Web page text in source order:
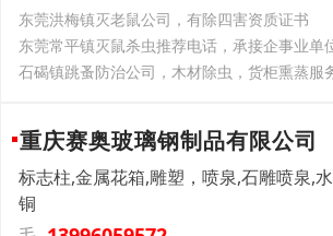
东莞洪梅镇灭老鼠公司，有除四害资质证书
东莞常平镇灭鼠杀虫推荐电话，承接企事业单
石碣镇跳蚤防治公司，木材除虫，货柜熏蒸服
重庆赛奥玻璃钢制品有限公司
标志柱,金属花箱,雕塑，喷泉,石雕喷泉,
铜